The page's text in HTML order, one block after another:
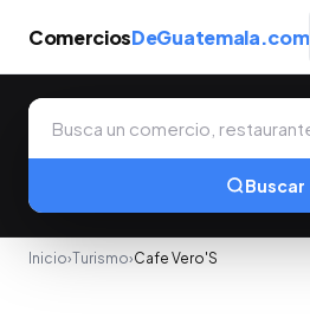
ComerciosDeGuatemala.com
Buscar
Inicio›Turismo›Cafe Vero'S